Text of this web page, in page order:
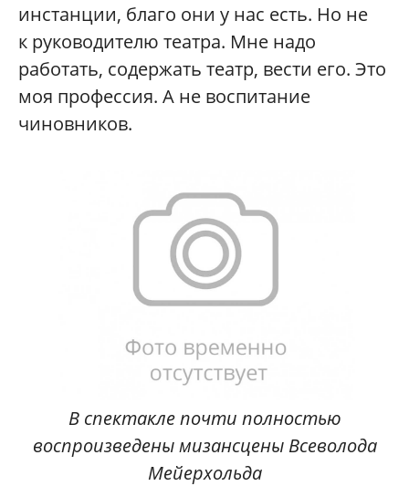
инстанции, благо они у нас есть. Но не
к руководителю театра. Мне надо
работать, содержать театр, вести его. Это
моя профессия. А не воспитание
чиновников.
В спектакле почти полностью
воспроизведены мизансцены Всеволода
Мейерхольда